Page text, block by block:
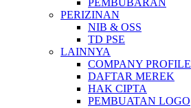
PEMBUBARAN
PERIZINAN
NIB & OSS
TD PSE
LAINNYA
COMPANY PROFILE
DAFTAR MEREK
HAK CIPTA
PEMBUATAN LOGO